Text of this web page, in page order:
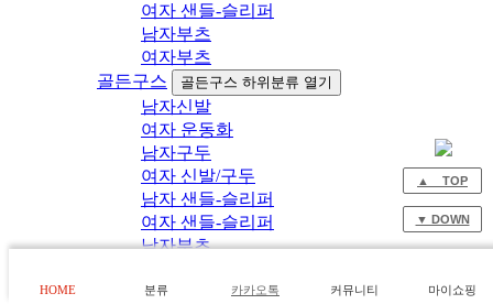
여자 샌들-슬리퍼
남자부츠
여자부츠
골든구스
골든구스 하위분류 열기
남자신발
여자 운동화
남자구두
여자 신발/구두
남자 샌들-슬리퍼
여자 샌들-슬리퍼
남자부츠
에르메스
에르메스 하위분류 열기
HOME 분류 카카오톡 커뮤니티 마이쇼핑
▲ TOP
▼ DOWN